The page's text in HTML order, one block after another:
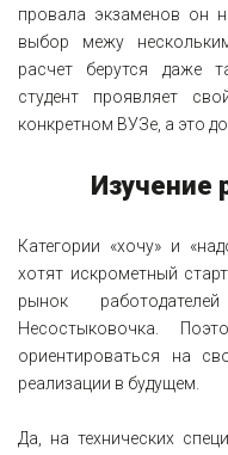
провала экзаменов он
выбор межу
расчет берутся даже
студент проявляет
конкретном ВУЗе, а это
Изучение
Категории «хочу» и
хотят искрометный
рынок
Несостыковочка.
ориентироваться на
реализации в будущем.
Да, на технических